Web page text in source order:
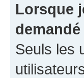
Lorsque
Seuls les